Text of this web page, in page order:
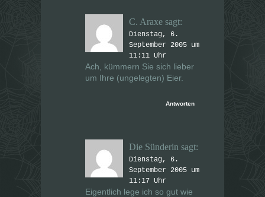
C. Araxe sagt:
Dienstag, 6.
September 2005 um
11:11 Uhr
Ach, kümmern Sie sich lieber
um Ihre (ungelegten) Eier.
Antworten
Die Sünderin sagt:
Dienstag, 6.
September 2005 um
11:17 Uhr
Eigentlich lege ich so gut wie